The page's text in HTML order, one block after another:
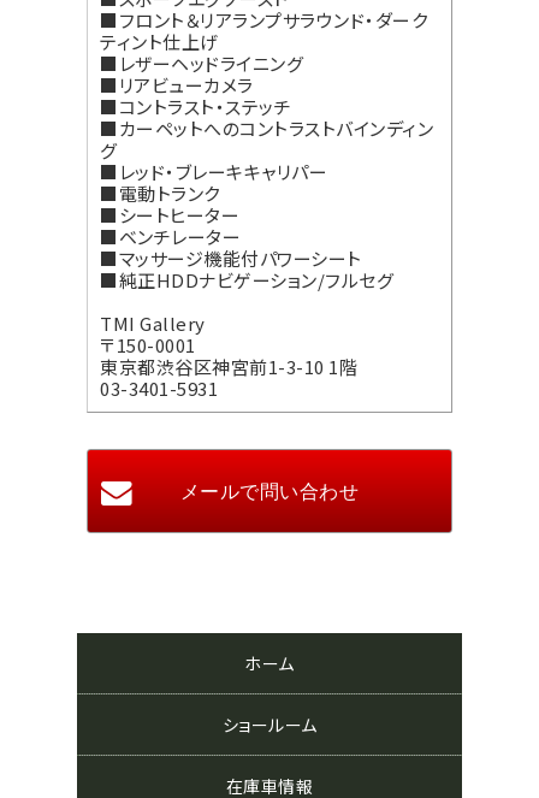
■フロント＆リアランプサラウンド・ダーク
ティント仕上げ
■レザーヘッドライニング
■リアビューカメラ
■コントラスト・ステッチ
■カーペットへのコントラストバインディン
グ
■レッド・ブレーキキャリパー
■電動トランク
■シートヒーター
■ベンチレーター
■マッサージ機能付パワーシート
■純正HDDナビゲーション/フルセグ
TMI Gallery
〒150-0001
東京都渋谷区神宮前1-3-10 1階
03-3401-5931
ホーム
ショールーム
在庫車情報